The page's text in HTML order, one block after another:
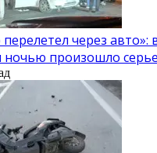
перелетел через авто»:
произошло